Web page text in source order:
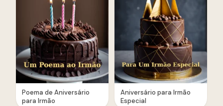
Poema de Aniversário
para Irmão
Aniversário para Irmão
Especial